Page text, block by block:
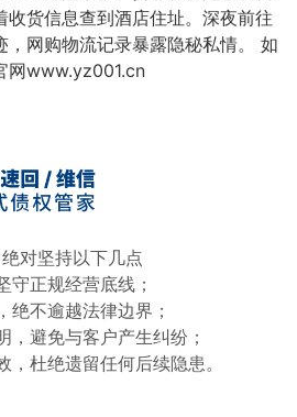
收货信息查到酒店住址。深夜前往
，网购物流记录暴露隐秘私情。 如
网www.yz001.cn
对坚持以下几点
守正规经营底线；
绝不逾越法律边界；
，避免与客户产生纠纷；
杜绝遗留任何后续隐患。